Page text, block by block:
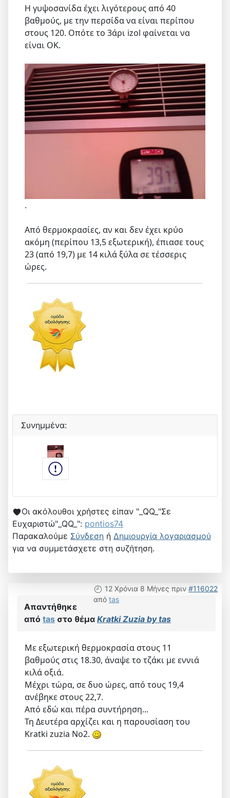
Η γυψοσανίδα έχει λιγότερους από 40
βαθμούς, με την περσίδα να είναι περίπου
στους 120. Οπότε το 3άρι izol φαίνεται να
είναι ΟΚ.
.
Από θερμοκρασίες, αν και δεν έχει κρύο
ακόμη (περίπου 13,5 εξωτερική), έπιασε τους
23 (από 19,7) με 14 κιλά ξύλα σε τέσσερις
ώρες.
Συνημμένα:
Οι ακόλουθοι χρήστες είπαν "_QQ_"Σε
Ευχαριστώ"_QQ_": pontios74
Παρακαλούμε Σύνδεση ή Δημιουργία λογαριασμού
για να συμμετάσχετε στη συζήτηση.
12 Χρόνια 8 Μήνες πριν #116022
από tas
Απαντήθηκε
από tas στο θέμα Kratki Zuzia by tas
Με εξωτερική θερμοκρασία στους 11
βαθμούς στις 18.30, άναψε το τζάκι με εννιά
κιλά οξιά.
Μέχρι τώρα, σε δυο ώρες, από τους 19,4
ανέβηκε στους 22,7.
Από εδώ και πέρα συντήρηση...
Τη Δευτέρα αρχίζει και η παρουσίαση του
Kratki zuzia No2.